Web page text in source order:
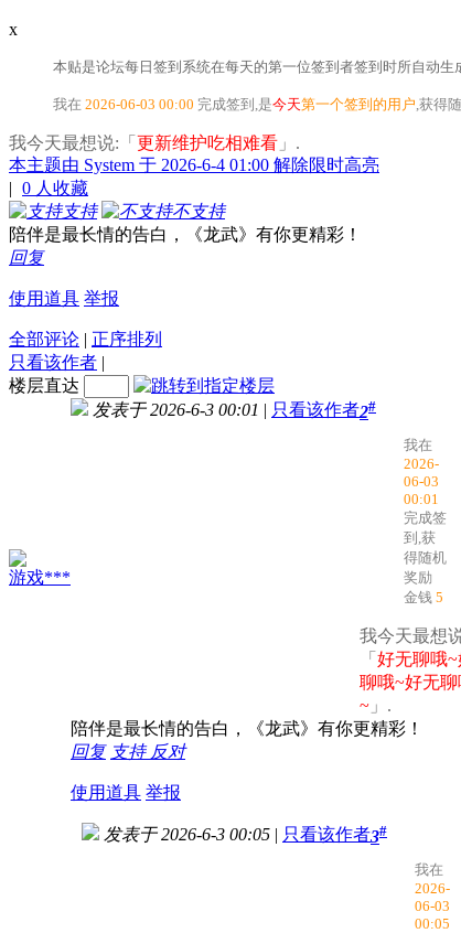
x
本贴是论坛每日签到系统在每天的第一位签到者签到时所自动生
我在 2026-06-03 00:00 完成签到,是今天第一个签到的用户 ,获得
我今天最想说:「 更新维护吃相难看 」.
本主题由 System 于 2026-6-4 01:00 解除限时高亮
| 0 人收藏
支持
不支持
陪伴是最长情的告白，《龙武》有你更精彩！
回复
使用道具 举报
全部评论 | 正序排列
只看该作者 |
楼层直达
游戏***
发表于 2026-6-3 00:01 | 只看该作者2#
我在
2026-
06-03
00:01
完成签
到,获
得随机
奖励
金钱 5
我今天最想
「 好无聊哦
聊哦~好无聊
~ 」.
陪伴是最长情的告白，《龙武》有你更精彩！
回复 支持 反对
使用道具 举报
发表于 2026-6-3 00:05 | 只看该作者3#
我在
2026-
06-03
00:05